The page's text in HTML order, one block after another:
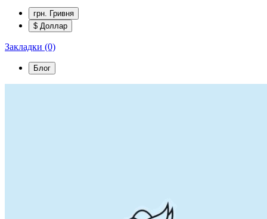
грн. Гривня
$ Доллар
Закладки (0)
Блог